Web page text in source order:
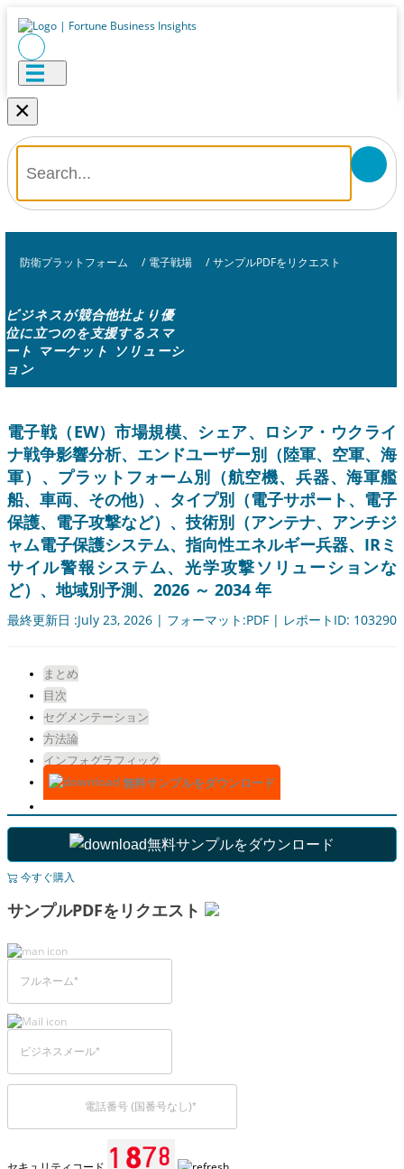
×
防衛プラットフォーム / 電子戦場 / サンプルPDFをリクエスト
ビジネスが競合他社より優
位に立つのを支援するスマ
ート マーケット ソリューシ
ョン
電子戦（EW）市場規模、シェア、ロシア・ウクライ
ナ戦争影響分析、エンドユーザー別（陸軍、空軍、海
軍）、プラットフォーム別（航空機、兵器、海軍艦
船、車両、その他）、タイプ別（電子サポート、電子
保護、電子攻撃など）、技術別（アンテナ、アンチジ
ャム電子保護システム、指向性エネルギー兵器、IRミ
サイル警報システム、光学攻撃ソリューションな
ど）、地域別予測、2026 ～ 2034 年
最終更新日 :July 23, 2026 | フォーマット:PDF | レポートID: 103290
まとめ
目次
セグメンテーション
方法論
インフォグラフィック
無料サンプルをダウンロード
無料サンプルをダウンロード
今すぐ購入
サンプルPDFをリクエスト